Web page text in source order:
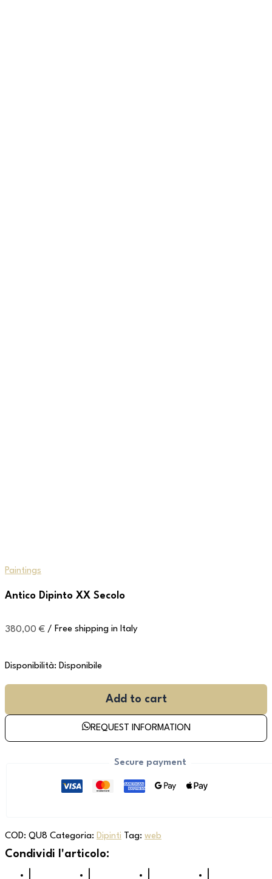
Paintings
Antico Dipinto XX Secolo
380,00 € / Free shipping in Italy
Disponibilità: Disponibile
Add to cart
REQUEST INFORMATION
Secure payment
COD: QU8 Categoria: Dipinti Tag: web